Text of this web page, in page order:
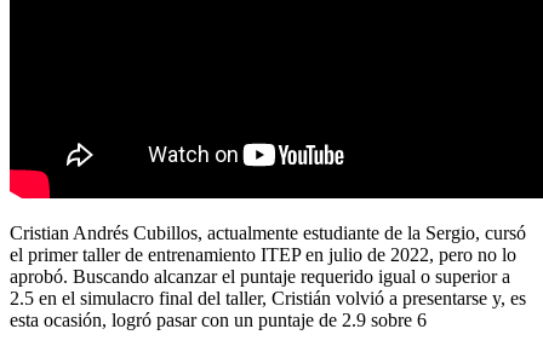
Cristian Andrés Cubillos, actualmente estudiante de la Sergio, cursó
el primer taller de entrenamiento ITEP en julio de 2022, pero no lo
aprobó. Buscando alcanzar el puntaje requerido igual o superior a
2.5 en el simulacro final del taller, Cristián volvió a presentarse y, es
esta ocasión, logró pasar con un puntaje de 2.9 sobre 6